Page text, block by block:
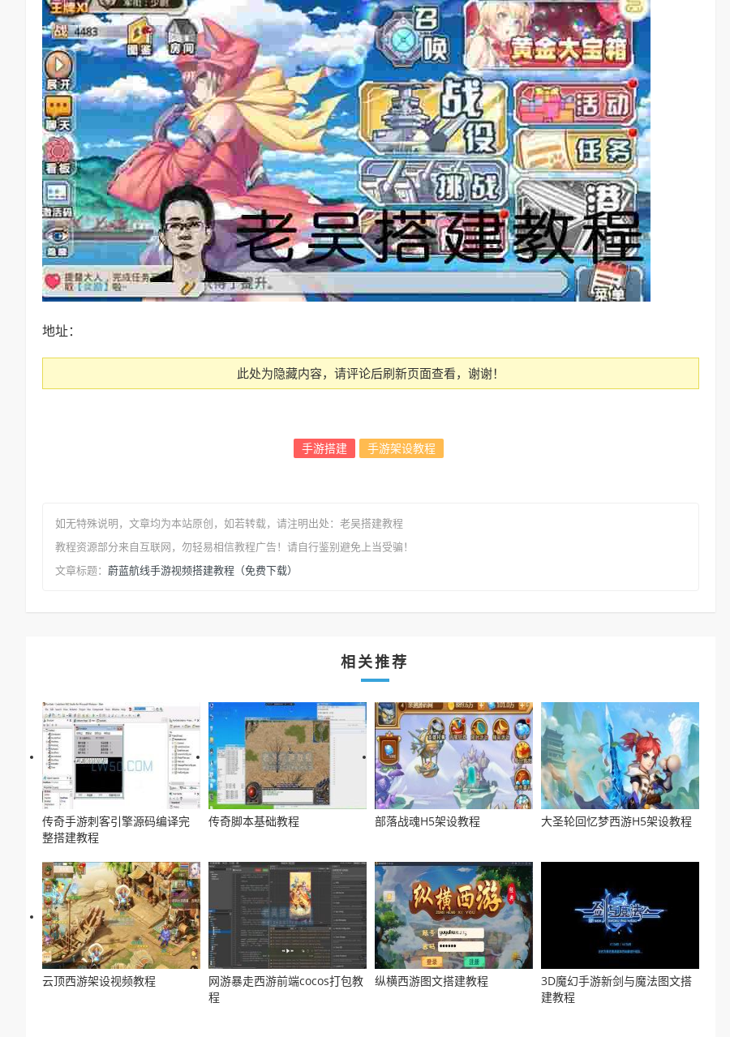
地址：
此处为隐藏内容，请评论后刷新页面查看，谢谢！
手游搭建 手游架设教程
如无特殊说明，文章均为本站原创 ，如若转载，请注明出处： 老吴搭建教程
教程资源部分来自互联网，勿轻易相信教程广告！请自行鉴别避免上当受骗！
文章标题： 蔚蓝航线手游视频搭建教程（免费下载）
相关推荐
传奇手游刺客引擎源码编译完
整搭建教程
传奇脚本基础教程 部落战魂H5架设教程 大圣轮回忆梦西游H5架设教程
云顶西游架设视频教程
网游暴走西游前端cocos打包教
程
纵横西游图文搭建教程
3D魔幻手游新剑与魔法图文搭
建教程